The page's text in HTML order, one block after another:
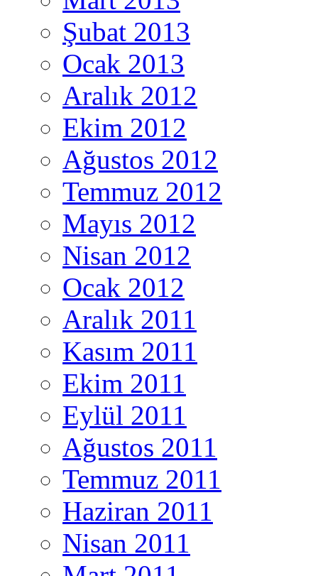
Şubat 2013
Ocak 2013
Aralık 2012
Ekim 2012
Ağustos 2012
Temmuz 2012
Mayıs 2012
Nisan 2012
Ocak 2012
Aralık 2011
Kasım 2011
Ekim 2011
Eylül 2011
Ağustos 2011
Temmuz 2011
Haziran 2011
Nisan 2011